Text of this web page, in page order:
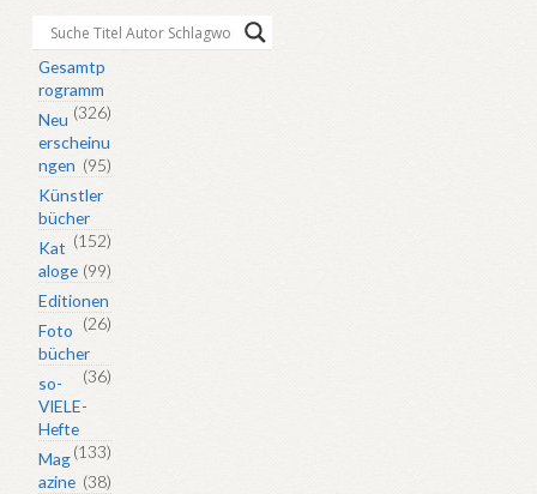
Gesamtp
rogramm
(326)
Neu
erscheinu
ngen (95)
Künstler
bücher
(152)
Kat
aloge (99)
Editionen
(26)
Foto
bücher
(36)
so-
VIELE-
Hefte
(133)
Mag
azine (38)